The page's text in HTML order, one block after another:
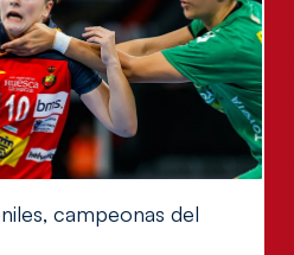
campeonas del